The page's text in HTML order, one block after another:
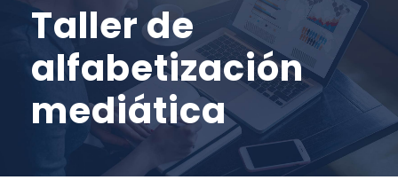
Taller de
alfabetización
mediática